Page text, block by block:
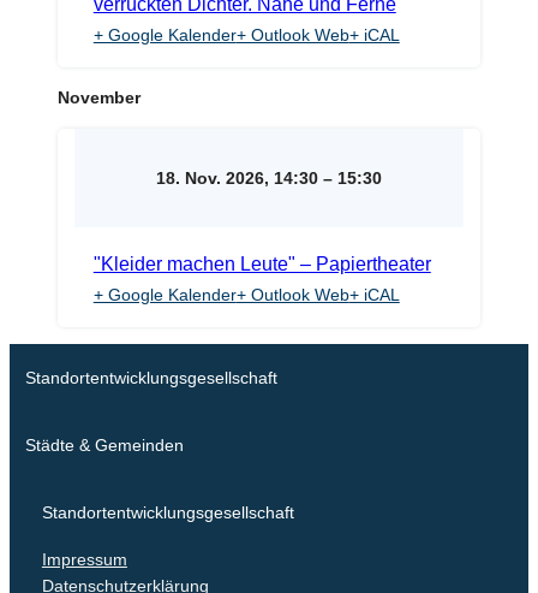
+ Google Kalender+ Outlook Web+ iCAL
November
18. Nov. 2026, 14:30 – 15:30
"Kleider machen Leute" – Papiertheater
+ Google Kalender+ Outlook Web+ iCAL
Standortentwicklungsgesellschaft
Städte & Gemeinden
Standortentwicklungsgesellschaft
Impressum
Datenschutzerklärung